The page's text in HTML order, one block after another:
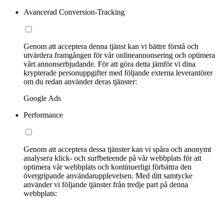
Avancerad Conversion-Tracking
Genom att acceptera denna tjänst kan vi bättre förstå och
utvärdera framgången för vår onlineannonsering och optimera
vårt annonserbjudande. För att göra detta jämför vi dina
krypterade personuppgifter med följande externa leverantörer
om du redan använder deras tjänster:
Google Ads
Performance
Genom att acceptera dessa tjänster kan vi spåra och anonymt
analysera klick- och surfbeteende på vår webbplats för att
optimera vår webbplats och kontinuerligt förbättra den
övergripande användarupplevelsen. Med ditt samtycke
använder vi följande tjänster från tredje part på denna
webbplats: